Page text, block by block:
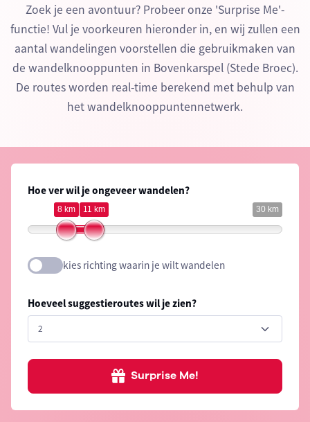
Zoek je een avontuur? Probeer onze 'Surprise Me'-
functie! Vul je voorkeuren hieronder in, en wij zullen een
aantal wandelingen voorstellen die gebruikmaken van
de wandelknooppunten in Bovenkarspel (Stede Broec).
De routes worden real-time berekend met behulp van
het wandelknooppuntennetwerk.
Hoe ver wil je ongeveer wandelen?
30 km
8 km 11 km
kies richting waarin je wilt wandelen
Hoeveel suggestieroutes wil je zien?
Surprise Me!